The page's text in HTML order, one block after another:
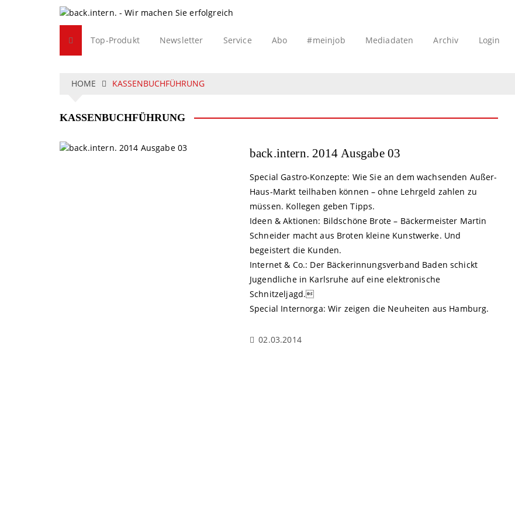
Top-Produkt Newsletter Service Abo #meinjob Mediadaten Archiv Login
HOME KASSENBUCHFÜHRUNG
KASSENBUCHFÜHRUNG
back.intern. 2014 Ausgabe 03
Special Gastro-Konzepte: Wie Sie an dem wachsenden Außer-
Haus-Markt teilhaben können – ohne Lehrgeld zahlen zu
müssen. Kollegen geben Tipps.
Ideen & Aktionen: Bildschöne Brote – Bäckermeister Martin
Schneider macht aus Broten kleine Kunstwerke. Und
begeistert die Kunden.
Internet & Co.: Der Bäckerinnungsverband Baden schickt
Jugendliche in Karlsruhe auf eine elektronische
Schnitzeljagd.
Special Internorga: Wir zeigen die Neuheiten aus Hamburg.
02.03.2014